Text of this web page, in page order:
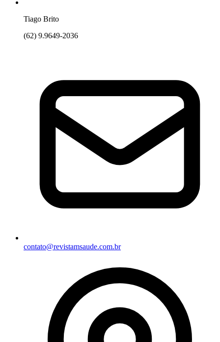
Tiago Brito
(62) 9.9649-2036
contato@revistamsaude.com.br